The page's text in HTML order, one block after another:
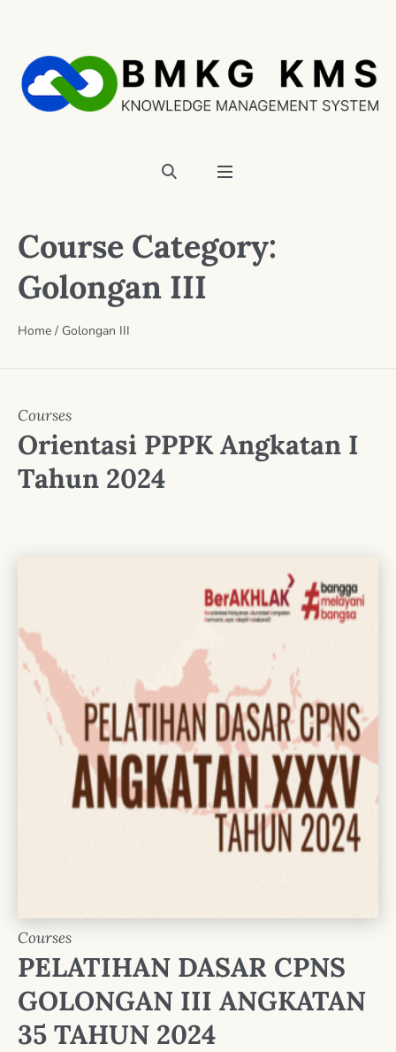
Course Category:
Golongan III
Home / Golongan III
Courses
Orientasi PPPK Angkatan I
Tahun 2024
Courses
PELATIHAN DASAR CPNS
GOLONGAN III ANGKATAN
35 TAHUN 2024